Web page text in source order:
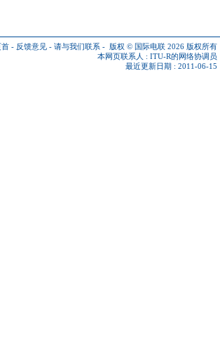
首 - 反馈意见 - 请与我们联系 - 版权 © 国际电联 2026 版权所有
本网页联系人 : ITU-R的网络协调员
最近更新日期 : 2011-06-15